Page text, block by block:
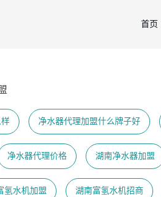
首页
净水器代理加盟什么牌子好
净水器代理价格 湖南净水器加盟
氢水机加盟 湖南富氢水机招商